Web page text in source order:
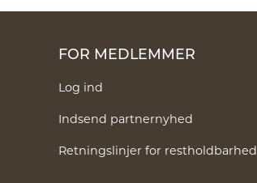
FOR MEDLEMMER
Log ind
Indsend partnernyhed
Retningslinjer for restholdbarhed